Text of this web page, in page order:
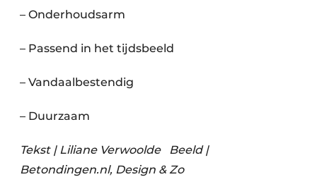
– Onderhoudsarm
– Passend in het tijdsbeeld
– Vandaalbestendig
– Duurzaam
Tekst | Liliane Verwoolde
Beeld |
Betondingen.nl, Design & Zo